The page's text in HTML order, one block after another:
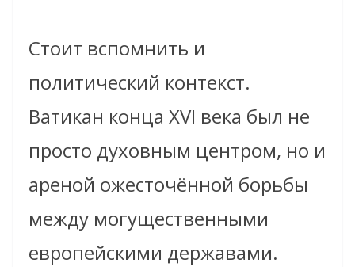
Стоит вспомнить и
политический контекст.
Ватикан конца XVI века был не
просто духовным центром, но и
ареной ожесточённой борьбы
между могущественными
европейскими державами.